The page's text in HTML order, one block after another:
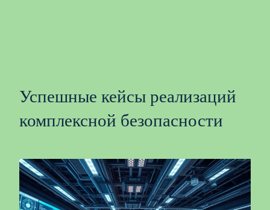
Успешные кейсы реализаций
комплексной безопасности